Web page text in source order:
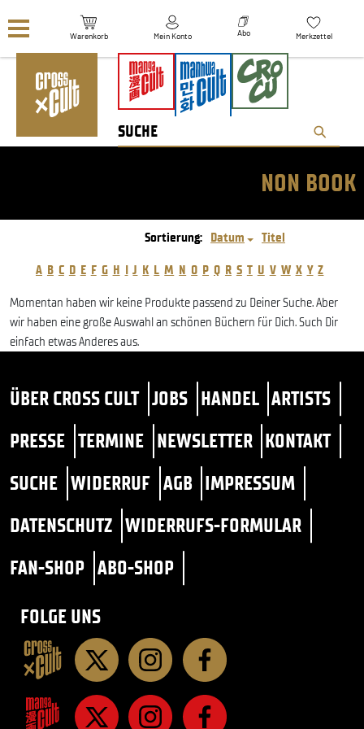
Warenkorb Mein Konto Abo Merkzettel
NON BOOK
Sortierung: Datum Titel
A B C D E F G H I J K L M N O P Q R S T U V W X Y Z
Momentan haben wir keine Produkte passend zu Deiner Suche. Aber
wir haben eine große Auswahl an schönen Büchern für Dich. Such Dir
einfach etwas Anderes aus.
ÜBER CROSS CULT JOBS HANDEL ARTISTS
PRESSE TERMINE NEWSLETTER KONTAKT
SUCHE WIDERRUF AGB IMPRESSUM
DATENSCHUTZ WIDERRUFS-FORMULAR
FAN-SHOP ABO-SHOP
FOLGE UNS